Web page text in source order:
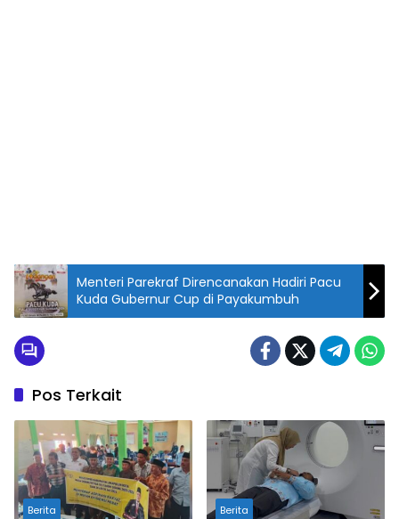
Menteri Parekraf Direncanakan Hadiri Pacu
Kuda Gubernur Cup di Payakumbuh
Pos Terkait
Berita Berita